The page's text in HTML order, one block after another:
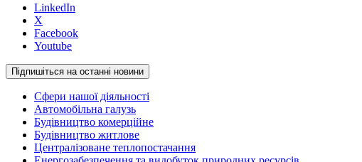
LinkedIn
X
Facebook
Youtube
Підпишіться на останні новини
Сфери нашої діяльності
Автомобільна галузь
Будівництво комерційне
Будівництво житлове
Централізоване теплопостачання